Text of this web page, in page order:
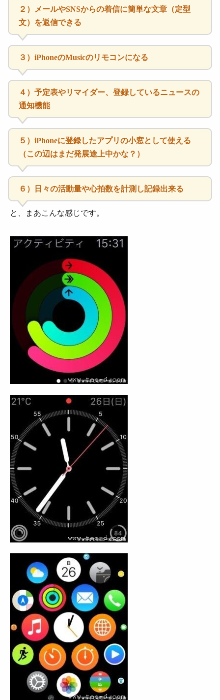
２）メールやSNSからの着信に簡単な文章（定型
文）を返信できる
３）iPhoneのMusicのリモコンになる
４）予定表やリマイダー、登録しているニュースの
通知機能
５）iPhoneに登録したアプリの小窓として使える
（この辺はまだ発展途上中かな？）
６）日々の活動量や心拍数を計測し記録出来る
と、まあこんな感じです。